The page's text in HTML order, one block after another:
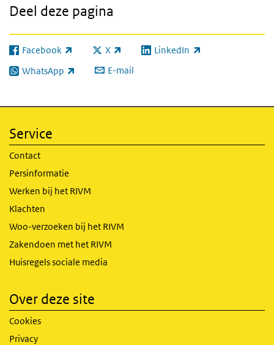
Deel deze pagina
Facebook
(externe link) X
(externe link) LinkedIn
(externe link)
WhatsApp
(externe link) E-mail
Service
Contact
Persinformatie
Werken bij het RIVM
Klachten
Woo-verzoeken bij het RIVM
Zakendoen met het RIVM
Huisregels sociale media
Over deze site
Cookies
Privacy